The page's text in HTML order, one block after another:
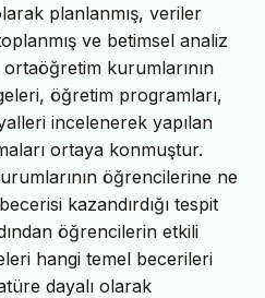
planlanmış, veriler
ve betimsel analiz
ortaöğretim kurumlarının
öğretim programları,
incelenerek yapılan
ortaya konmuştur.
öğrencilerine ne
kazandırdığı tespit
öğrencilerin etkili
hangi temel becerileri
dayalı olarak